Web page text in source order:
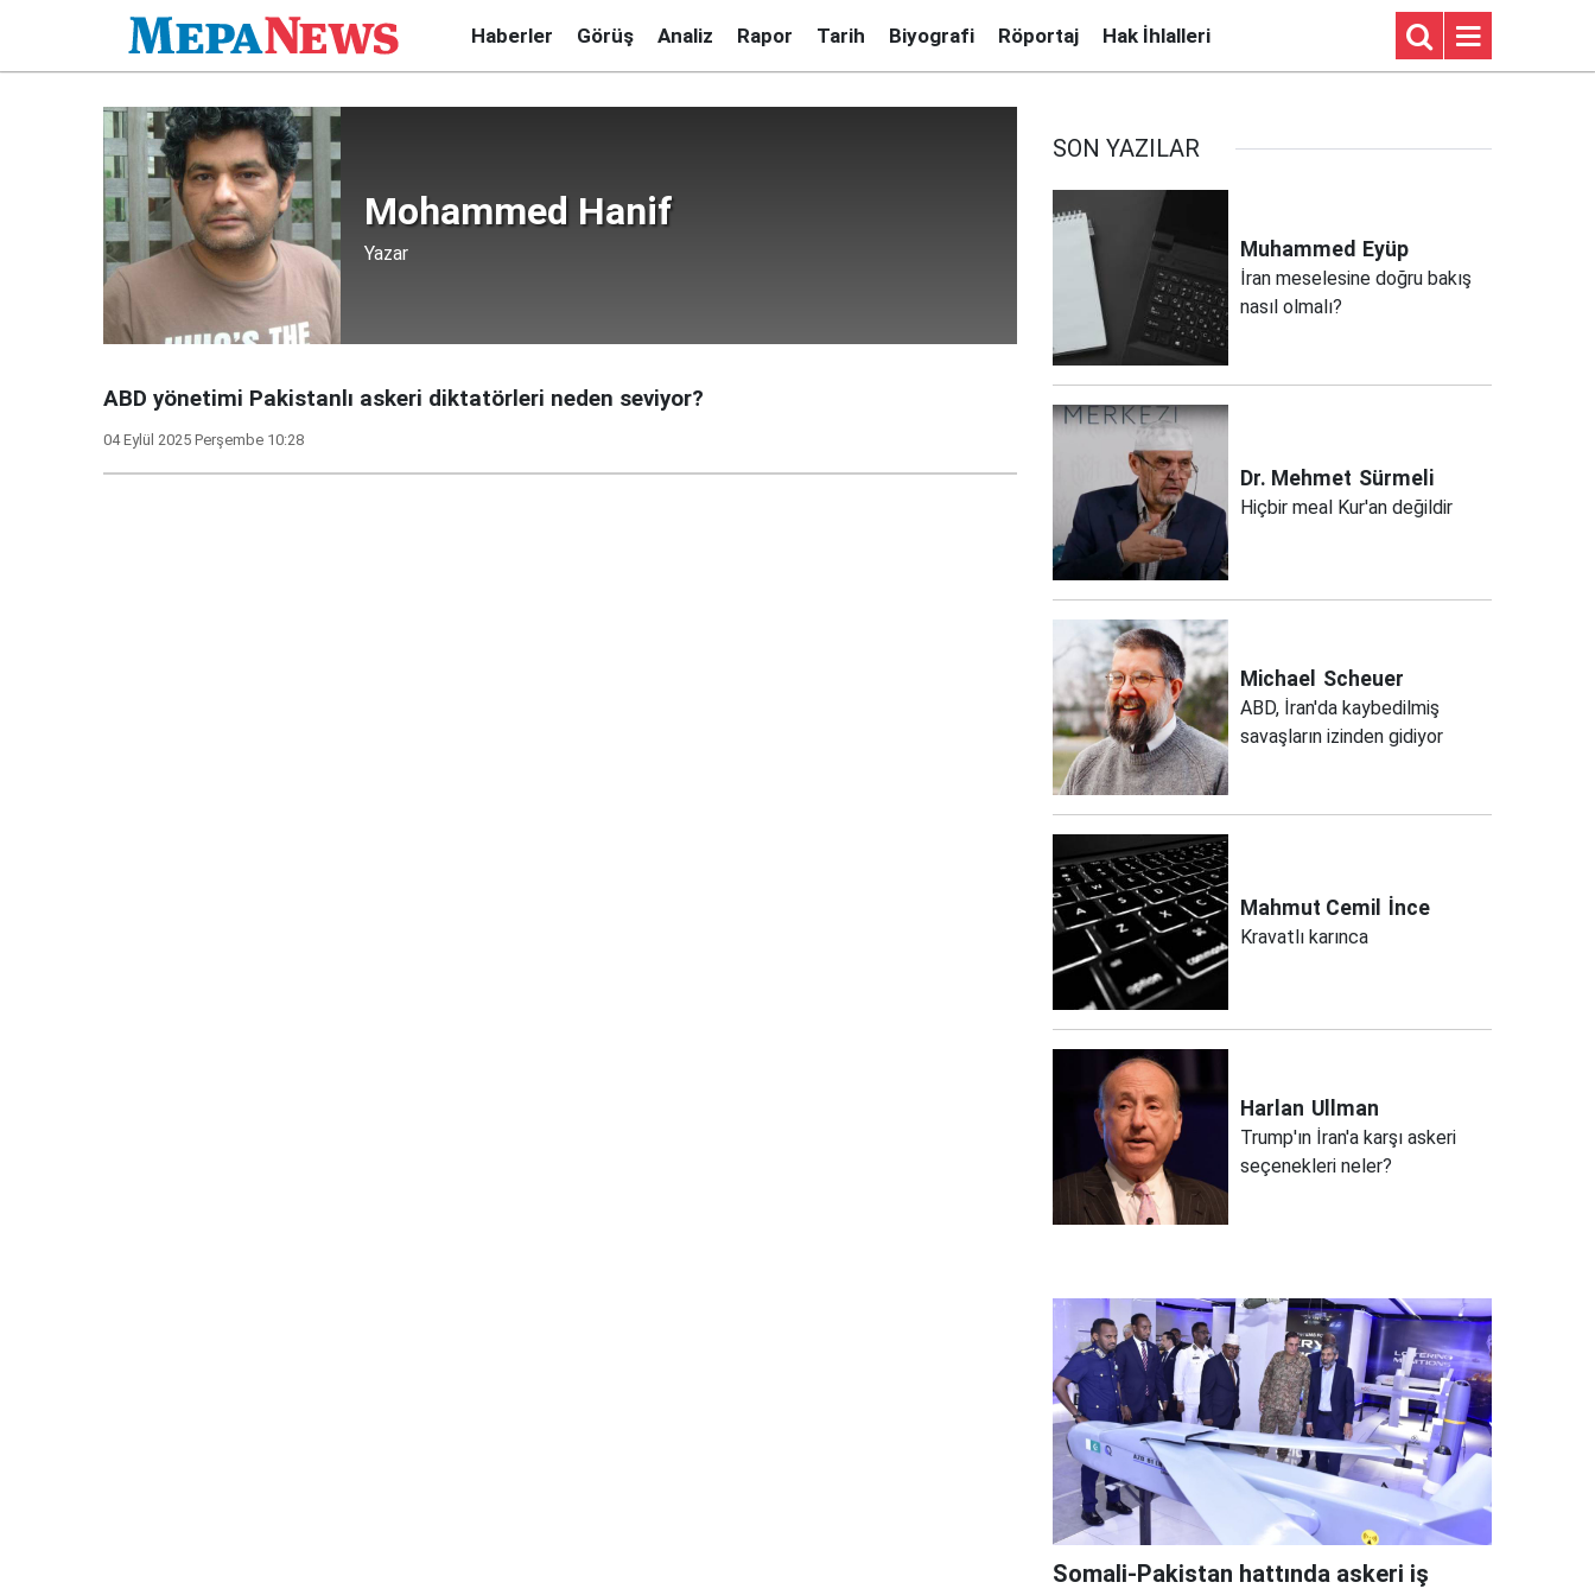
Haberler Görüş Analiz Rapor Tarih Biyografi Röportaj Hak İhlalleri
Mohammed Hanif
Yazar
ABD yönetimi Pakistanlı askeri diktatörleri neden seviyor?
04 Eylül 2025 Perşembe 10:28
SON YAZILAR
Muhammed Eyüp
İran meselesine doğru bakış
nasıl olmalı?
Dr. Mehmet Sürmeli
Hiçbir meal Kur'an değildir
Michael Scheuer
ABD, İran'da kaybedilmiş
savaşların izinden gidiyor
Mahmut Cemil İnce
Kravatlı karınca
Harlan Ullman
Trump'ın İran'a karşı askeri
seçenekleri neler?
Somali-Pakistan hattında askeri iş